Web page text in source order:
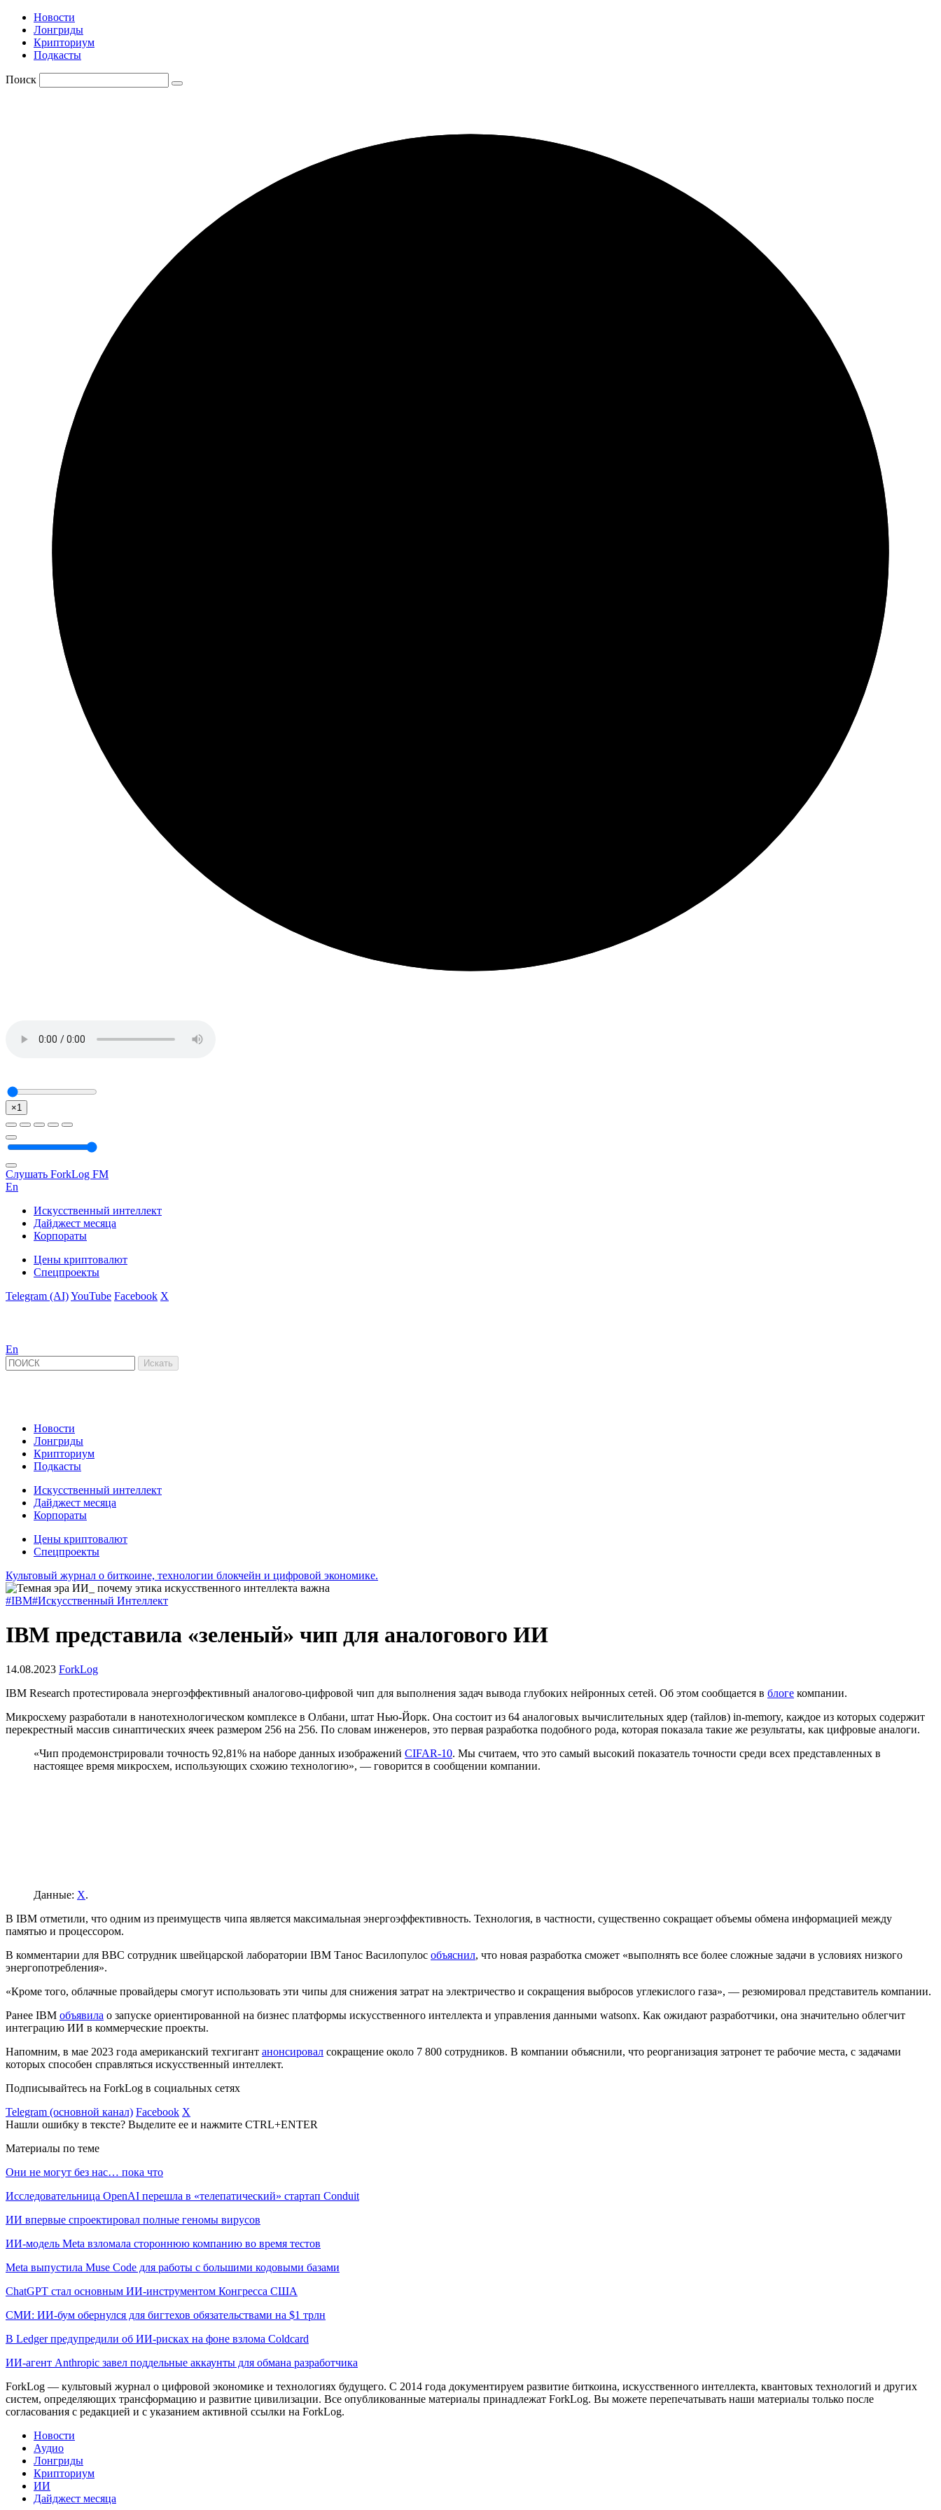
Новости
Лонгриды
Крипториум
Подкасты
Поиск
×1
Слушать ForkLog FM
En
Искусственный интеллект
Дайджест месяца
Корпораты
Цены криптовалют
Спецпроекты
Telegram (AI)YouTube Facebook X
En
Новости
Лонгриды
Крипториум
Подкасты
Искусственный интеллект
Дайджест месяца
Корпораты
Цены криптовалют
Спецпроекты
Культовый журнал о биткоине, технологии блокчейн и цифровой экономике.
#IBM#Искусственный Интеллект
IBM представила «зеленый» чип для аналогового ИИ
14.08.2023 ForkLog
IBM Research протестировала энергоэффективный аналогово-цифровой чип для выполнения задач вывода глубоких нейронных сетей. Об этом сообщается в блоге компании.
Микросхему разработали в нанотехнологическом комплексе в Олбани, штат Нью-Йорк. Она состоит из 64 аналоговых вычислительных ядер (тайлов) in-memory, каждое из которых содержит
перекрестный массив синаптических ячеек размером 256 на 256. По словам инженеров, это первая разработка подобного рода, которая показала такие же результаты, как цифровые аналоги.
«Чип продемонстрировали точность 92,81% на наборе данных изображений CIFAR-10. Мы считаем, что это самый высокий показатель точности среди всех представленных в
настоящее время микросхем, использующих схожию технологию», — говорится в сообщении компании.
Данные: X.
В IBM отметили, что одним из преимуществ чипа является максимальная энергоэффективность. Технология, в частности, существенно сокращает объемы обмена информацией между
памятью и процессором.
В комментарии для BBC сотрудник швейцарской лаборатории IBM Танос Василопулос объяснил, что новая разработка сможет «выполнять все более сложные задачи в условиях низкого
энергопотребления».
«Кроме того, облачные провайдеры смогут использовать эти чипы для снижения затрат на электричество и сокращения выбросов углекислого газа», — резюмировал представитель компании.
Ранее IBM объявила о запуске ориентированной на бизнес платформы искусственного интеллекта и управления данными watsonx. Как ожидают разработчики, она значительно облегчит
интеграцию ИИ в коммерческие проекты.
Напомним, в мае 2023 года американский техгигант анонсировал сокращение около 7 800 сотрудников. В компании объяснили, что реорганизация затронет те рабочие места, с задачами
которых способен справляться искусственный интеллект.
Подписывайтесь на ForkLog в социальных сетях
Telegram (основной канал) Facebook X
Нашли ошибку в тексте? Выделите ее и нажмите CTRL+ENTER
Материалы по теме
Они не могут без нас… пока что
Исследовательница OpenAI перешла в «телепатический» стартап Conduit
ИИ впервые спроектировал полные геномы вирусов
ИИ-модель Meta взломала стороннюю компанию во время тестов
Meta выпустила Muse Code для работы с большими кодовыми базами
ChatGPT стал основным ИИ-инструментом Конгресса США
СМИ: ИИ-бум обернулся для бигтехов обязательствами на $1 трлн
В Ledger предупредили об ИИ-рисках на фоне взлома Coldcard
ИИ-агент Anthropic завел поддельные аккаунты для обмана разработчика
ForkLog — культовый журнал о цифровой экономике и технологиях будущего. С 2014 года документируем развитие биткоина, искусственного интеллекта, квантовых технологий и других
систем, определяющих трансформацию и развитие цивилизации. Все опубликованные материалы принадлежат ForkLog. Вы можете перепечатывать наши материалы только после
согласования с редакцией и с указанием активной ссылки на ForkLog.
Новости
Аудио
Лонгриды
Крипториум
ИИ
Дайджест месяца